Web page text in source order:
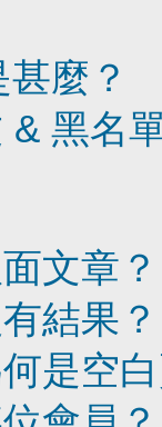
麼？
黑名
文章？
結果？
是空